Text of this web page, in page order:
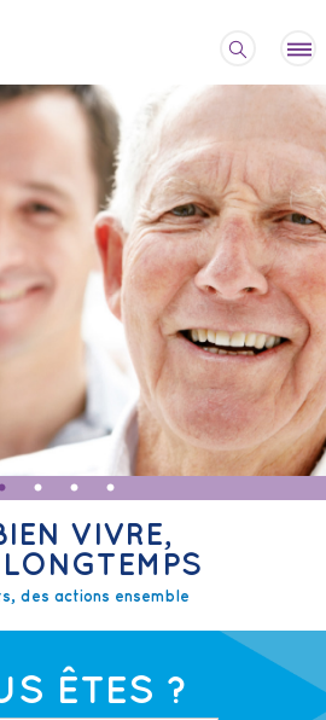
VIVRE,
des actions ensemble
ÊTES ?